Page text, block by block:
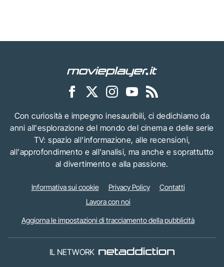
Con curiosità e impegno inesauribili, ci dedichiamo da
anni all'esplorazione del mondo del cinema e delle serie
TV: spazio all'informazione, alle recensioni,
all'approfondimento e all'analisi, ma anche e soprattutto
al divertimento e alla passione.
Informativa sui cookie Privacy Policy
Contatti
Lavora con noi
Aggiorna le impostazioni di tracciamento della pubblicità
IL NETWORK